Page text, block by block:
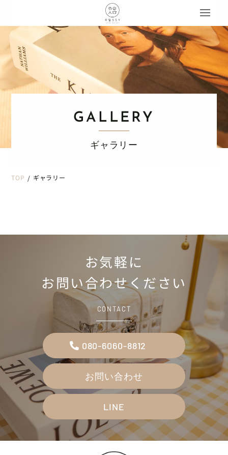
GALLERY
ギャラリー
TOP / ギャラリー
お気軽に
お問い合わせください
CONTACT
080-6060-8812
お問い合わせ
LINE